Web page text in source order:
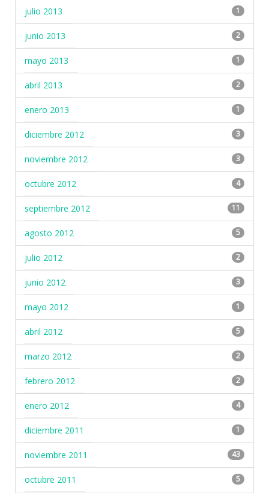
julio 2013 1
junio 2013 2
mayo 2013 1
abril 2013 2
enero 2013 1
diciembre 2012 3
noviembre 2012 3
octubre 2012 4
septiembre 2012 11
agosto 2012 5
julio 2012 2
junio 2012 3
mayo 2012 1
abril 2012 5
marzo 2012 2
febrero 2012 2
enero 2012 4
diciembre 2011 1
noviembre 2011 43
octubre 2011 5